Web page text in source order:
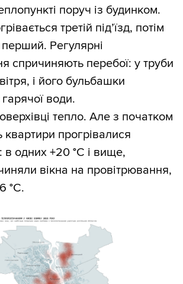
поруч із будинком.
третій під’їзд, потім
Регулярні
спричиняють перебої: у труби
і його бульбашки
води.
тепло. Але з початком
прогрівалися
в одних +20 °С і вище,
вікна на провітрювання,
°С.